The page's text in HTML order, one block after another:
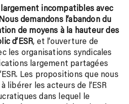
incompatibles avec
demandons l’abandon du
de moyens à la hauteur des
d’ESR, et l’ouverture de
les organisations syndicales
largement partagées
Les propositions que nous
libérer les acteurs de l’ESR
dans lequel le